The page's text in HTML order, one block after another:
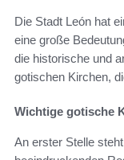
Die Stadt León hat
eine große
die historische und
gotischen Kirchen,
Wichtige gotische
An erster Stelle